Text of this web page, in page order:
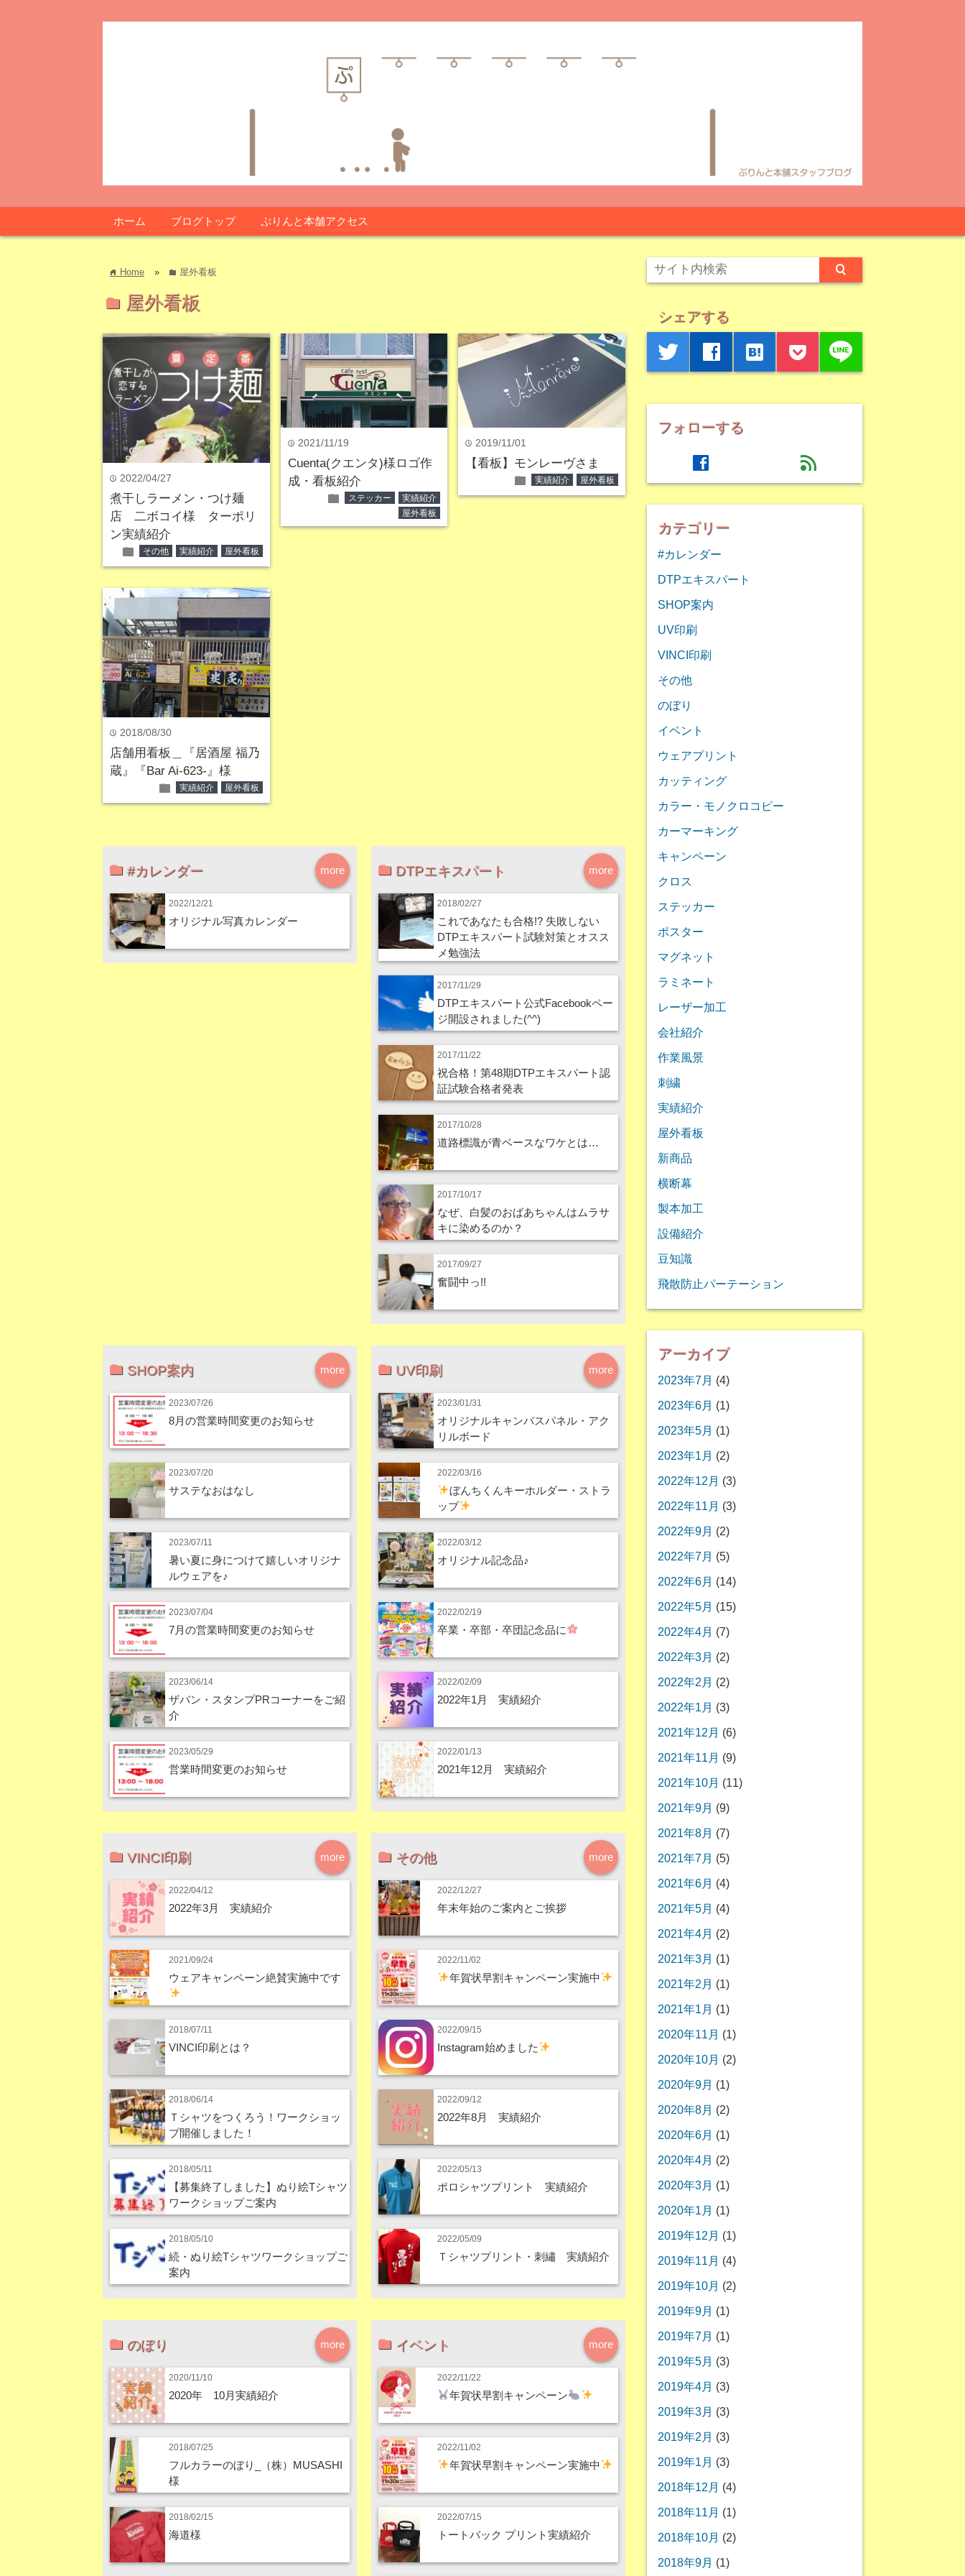
ホーム ブログトップ ぷりんと本舗アクセス
home Home » folder 屋外看板
folder 屋外看板
time 2022/04/27
煮干しラーメン・つけ麺
店 二ボコイ様 ターポリ
ン実績紹介
folder その他 実績紹介 屋外看板
time 2021/11/19
Cuenta(クエンタ)様ロゴ作
成・看板紹介
folder ステッカー
実績紹介
屋外看板
time 2019/11/01
【看板】モンレーヴさま
folder 実績紹介 屋外看板
time 2018/08/30
店舗用看板＿『居酒屋 福乃
蔵』『Bar Ai-623-』様
folder 実績紹介 屋外看板
more
#カレンダー
2022/12/21
オリジナル写真カレンダー
more
DTPエキスパート
2018/02/27
これであなたも合格!? 失敗しない
DTPエキスパート試験対策とオスス
メ勉強法
2017/11/29
DTPエキスパート公式Facebookペー
ジ開設されました(^^)
2017/11/22
祝合格！第48期DTPエキスパート認
証試験合格者発表
2017/10/28
道路標識が青ベースなワケとは…
2017/10/17
なぜ、白髪のおばあちゃんはムラサ
キに染めるのか？
2017/09/27
奮闘中っ!!
more
SHOP案内
2023/07/26
8月の営業時間変更のお知らせ
2023/07/20
サステなおはなし
2023/07/11
暑い夏に身につけて嬉しいオリジナ
ルウェアを♪
2023/07/04
7月の営業時間変更のお知らせ
2023/06/14
ザバン・スタンプPRコーナーをご紹
介
2023/05/29
営業時間変更のお知らせ
more
UV印刷
2023/01/31
オリジナルキャンバスパネル・アク
リルボード
2022/03/16
ぼんちくんキーホルダー・ストラ
ップ
2022/03/12
オリジナル記念品♪
2022/02/19
卒業・卒部・卒団記念品に
2022/02/09
2022年1月 実績紹介
2022/01/13
2021年12月 実績紹介
more
VINCI印刷
2022/04/12
2022年3月 実績紹介
2021/09/24
ウェアキャンペーン絶賛実施中です
2018/07/11
VINCI印刷とは？
2018/06/14
Ｔシャツをつくろう！ワークショッ
プ開催しました！
2018/05/11
【募集終了しました】ぬり絵Tシャツ
ワークショップご案内
2018/05/10
続・ぬり絵Tシャツワークショップご
案内
more
その他
2022/12/27
年末年始のご案内とご挨拶
2022/11/02
年賀状早割キャンペーン実施中
2022/09/15
Instagram始めました
2022/09/12
2022年8月 実績紹介
2022/05/13
ポロシャツプリント 実績紹介
2022/05/09
Ｔシャツプリント・刺繡 実績紹介
more
のぼり
2020/11/10
2020年 10月実績紹介
2018/07/25
フルカラーのぼり_（株）MUSASHI
様
2018/02/15
海道様
more
イベント
2022/11/22
年賀状早割キャンペーン
2022/11/02
年賀状早割キャンペーン実施中
2022/07/15
トートバック プリント実績紹介
シェアする
twitter facebook hatenabookmark line
フォローする
facebook feed
カテゴリー
#カレンダー
DTPエキスパート
SHOP案内
UV印刷
VINCI印刷
その他
のぼり
イベント
ウェアプリント
カッティング
カラー・モノクロコピー
カーマーキング
キャンペーン
クロス
ステッカー
ポスター
マグネット
ラミネート
レーザー加工
会社紹介
作業風景
刺繍
実績紹介
屋外看板
新商品
横断幕
製本加工
設備紹介
豆知識
飛散防止パーテーション
アーカイブ
2023年7月 (4)
2023年6月 (1)
2023年5月 (1)
2023年1月 (2)
2022年12月 (3)
2022年11月 (3)
2022年9月 (2)
2022年7月 (5)
2022年6月 (14)
2022年5月 (15)
2022年4月 (7)
2022年3月 (2)
2022年2月 (2)
2022年1月 (3)
2021年12月 (6)
2021年11月 (9)
2021年10月 (11)
2021年9月 (9)
2021年8月 (7)
2021年7月 (5)
2021年6月 (4)
2021年5月 (4)
2021年4月 (2)
2021年3月 (1)
2021年2月 (1)
2021年1月 (1)
2020年11月 (1)
2020年10月 (2)
2020年9月 (1)
2020年8月 (2)
2020年6月 (1)
2020年4月 (2)
2020年3月 (1)
2020年1月 (1)
2019年12月 (1)
2019年11月 (4)
2019年10月 (2)
2019年9月 (1)
2019年7月 (1)
2019年5月 (3)
2019年4月 (3)
2019年3月 (3)
2019年2月 (3)
2019年1月 (3)
2018年12月 (4)
2018年11月 (1)
2018年10月 (2)
2018年9月 (1)